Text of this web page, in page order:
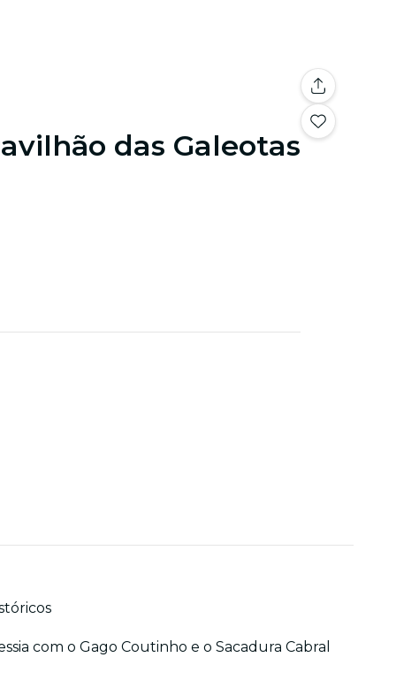
das Galeotas
com o Gago Coutinho e o Sacadura Cabral